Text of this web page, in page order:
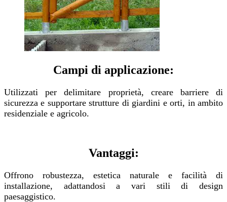
Campi di applicazione:
Utilizzati per delimitare proprietà, creare barriere di
sicurezza e supportare strutture di giardini e orti, in ambito
residenziale e agricolo.
Vantaggi:
Offrono robustezza, estetica naturale e facilità di
installazione, adattandosi a vari stili di design
paesaggistico.